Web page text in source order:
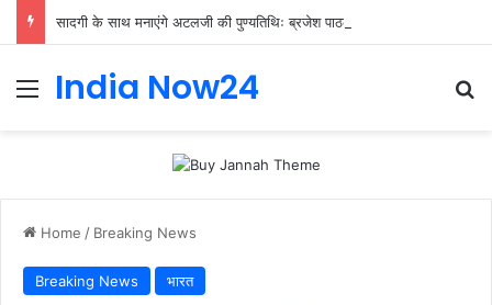
सादगी के साथ मनाएंगे अटलजी की पुण्यतिथिः ब्रजेश पाठक
India Now24
Home / Breaking News
Breaking News भारत